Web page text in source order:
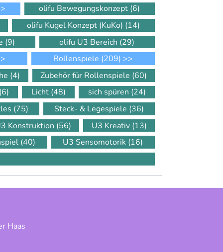
olifu Bewegungskonzept (6)
olifu Kugel Konzept (KuKo) (14)
(9) olifu U3 Bereich (29)
Rollenspiele (209) >>
(4) Zubehör für Rollenspiele (60)
Licht (48) sich spüren (24)
(75) Steck- & Legespiele (36)
Konstruktion (56) U3 Kreativ (13)
(40) U3 Sensomotorik (16)
Haas